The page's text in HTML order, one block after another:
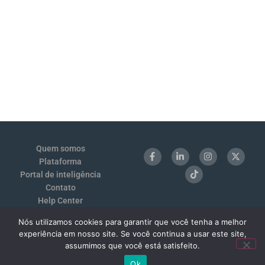
Quem somos
Plataforma
Portal de inteligência
Contato
Help Center
Termos de Uso e Privacidade
Benchmarking 1:1
Nós utilizamos cookies para garantir que você tenha a melhor
experiência em nosso site. Se você continua a usar este site,
assumimos que você está satisfeito.